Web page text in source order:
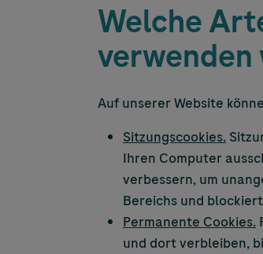
Welche
verwenden
Auf unserer Website
Sitzungscookies.
Ihren Computer
verbessern, um
Bereichs und
Permanente Cookies.
und dort verbleiben,